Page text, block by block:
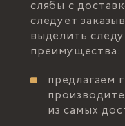
слябы с
следует
выделить
преимущества:
предлагаем
из самых